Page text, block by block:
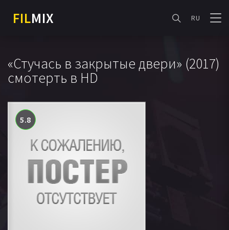
FILMIX RU
«Стучась в закрытые двери» (2017)
смотерть в HD
5.8